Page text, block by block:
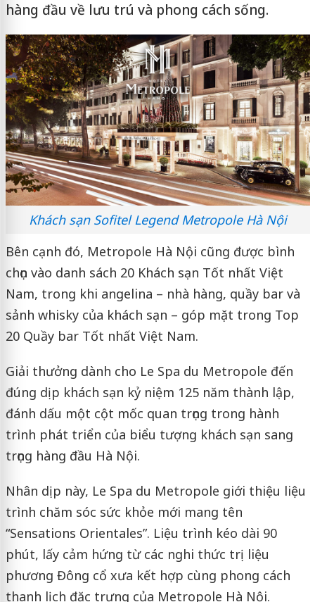
hàng đầu về lưu trú và phong cách sống.
Khách sạn Sofitel Legend Metropole Hà Nội
Bên cạnh đó, Metropole Hà Nội cũng được bình
chọn vào danh sách 20 Khách sạn Tốt nhất Việt
Nam, trong khi angelina – nhà hàng, quầy bar và
sảnh whisky của khách sạn – góp mặt trong Top
20 Quầy bar Tốt nhất Việt Nam.
Giải thưởng dành cho Le Spa du Metropole đến
đúng dịp khách sạn kỷ niệm 125 năm thành lập,
đánh dấu một cột mốc quan trọng trong hành
trình phát triển của biểu tượng khách sạn sang
trọng hàng đầu Hà Nội.
Nhân dịp này, Le Spa du Metropole giới thiệu liệu
trình chăm sóc sức khỏe mới mang tên
“Sensations Orientales”. Liệu trình kéo dài 90
phút, lấy cảm hứng từ các nghi thức trị liệu
phương Đông cổ xưa kết hợp cùng phong cách
thanh lịch đặc trưng của Metropole Hà Nội.